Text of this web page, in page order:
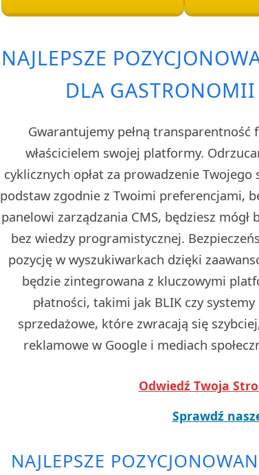
NAJLEPSZE
DLA GASTRONOMII
Gwarantujemy pełną transparentność
właścicielem swojej platformy.
cyklicznych opłat za prowadzenie
podstaw zgodnie z Twoimi preferencjami,
panelowi zarządzania CMS, będziesz
bez wiedzy programistycznej.
pozycję w wyszukiwarkach dzięki
będzie zintegrowana z kluczowymi
płatności, takimi jak BLIK czy
sprzedażowe, które zwracają się
reklamowe w Google i mediach
Odwiedź Twoja
Sprawdź
NAJLEPSZE